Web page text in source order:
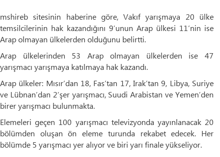
mshireb sitesinin haberine göre, Vakıf yarışmaya 20 ülke
temsilcilerinin hak kazandığını 9’unun Arap ülkesi 11’nin ise
Arap olmayan ülkelerden olduğunu belirtti.
Arap ülkelerinden 53 Arap olmayan ülkelerden ise 47
yarışmacı yarışmaya katılmaya hak kazandı.
Arap ülkeler: Mısır’dan 18, Fas’tan 17, Irak’tan 9, Libya, Suriye
ve Lübnan’dan 2’şer yarışmacı, Suudi Arabistan ve Yemen’den
birer yarışmacı bulunmakta.
Elemeleri geçen 100 yarışmacı televizyonda yayınlanacak 20
bölümden oluşan ön eleme turunda rekabet edecek. Her
bölümde 5 yarışmacı yer alıyor ve biri yarı finale yükseliyor.